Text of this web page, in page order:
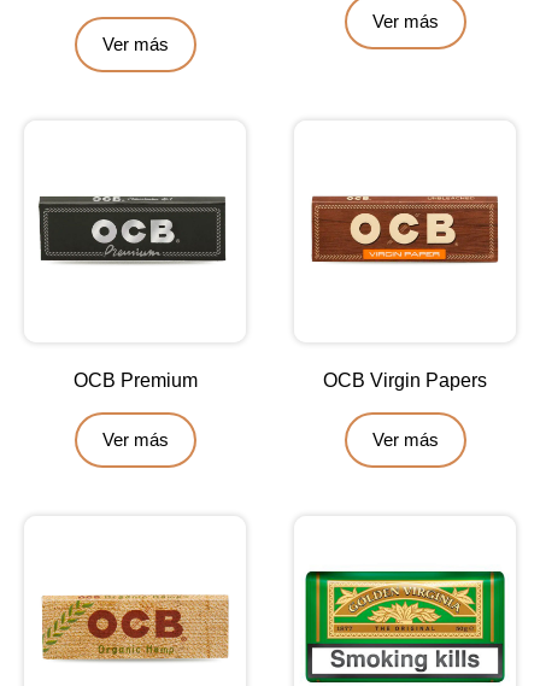
Ver más
Ver más
OCB Premium
Ver más
OCB Virgin Papers
Ver más